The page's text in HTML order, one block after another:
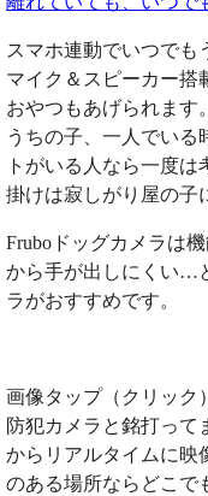
スマホ連動でいつでも
マイク＆スピーカー搭
おやつもあげられます。
うちの子、一人でいる
トがいる人なら一度
掛けは寂しがり屋の子
Fruboドッグカメラは
から手が出しにくい…
ラがおすすめです。
画像タップ（クリック
防犯カメラと銘打って
からリアルタイムに映
のある場所ならどこで